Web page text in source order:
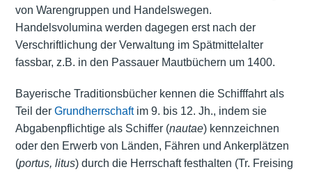
von Warengruppen und Handelswegen.
Handelsvolumina werden dagegen erst nach der
Verschriftlichung der Verwaltung im Spätmittelalter
fassbar, z.B. in den Passauer Mautbüchern um 1400.
Bayerische Traditionsbücherkennen die Schifffahrt als
Teil der Grundherrschaftim 9. bis 12. Jh., indem sie
Abgabenpflichtige als Schiffer (nautae) kennzeichnen
oder den Erwerb von Länden, Fähren und Ankerplätzen
(portus, litus) durch die Herrschaft festhalten (Tr. Freising